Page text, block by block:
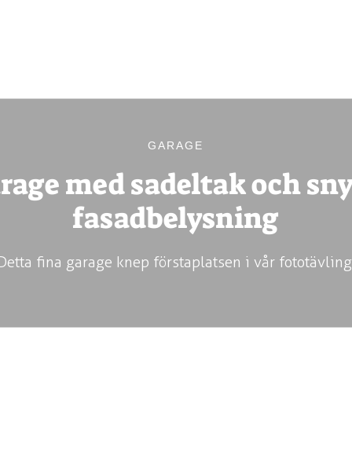
GARAGE
med sadeltak och
fasadbelysning
fina garage knep förstaplatsen i vår